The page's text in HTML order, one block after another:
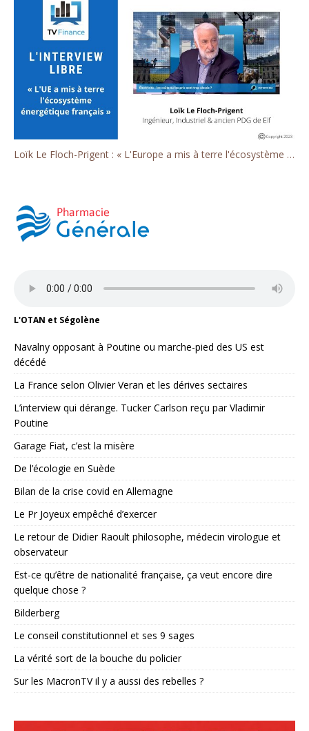
Loïk Le Floch-Prigent : « L'Europe a mis à terre l'écosystème énergétique français »
L'OTAN et Ségolène
Navalny opposant à Poutine ou marche-pied des US est
décédé
La France selon Olivier Veran et les dérives sectaires
L’interview qui dérange. Tucker Carlson reçu par Vladimir
Poutine
Garage Fiat, c’est la misère
De l’écologie en Suède
Bilan de la crise covid en Allemagne
Le Pr Joyeux empêché d’exercer
Le retour de Didier Raoult philosophe, médecin virologue et
observateur
Est-ce qu’être de nationalité française, ça veut encore dire
quelque chose ?
Bilderberg
Le conseil constitutionnel et ses 9 sages
La vérité sort de la bouche du policier
Sur les MacronTV il y a aussi des rebelles ?